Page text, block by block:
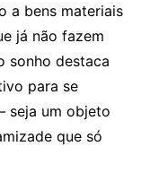
a bens materiais
já não fazem
sonho destaca
para se
seja um objeto
que só